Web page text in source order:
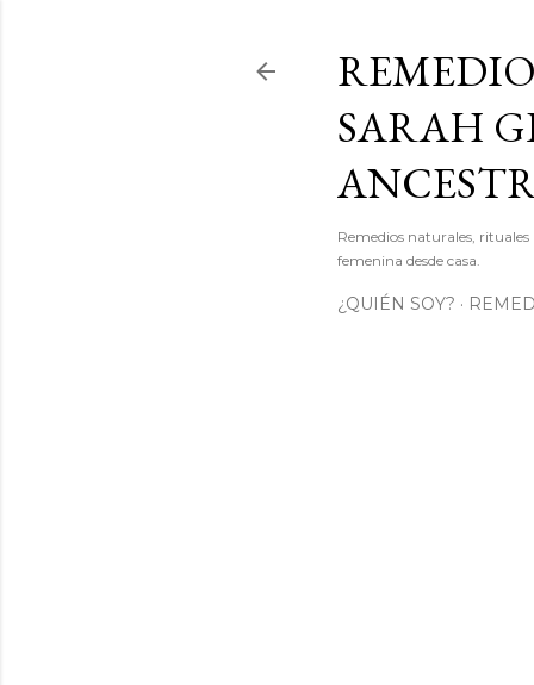
SARAH
Remedios naturales,
femenina desde casa.
¿QUIÉN SOY?